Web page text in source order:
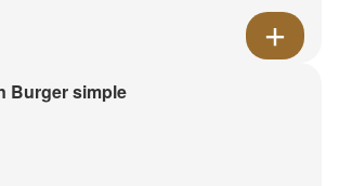
Burger simple